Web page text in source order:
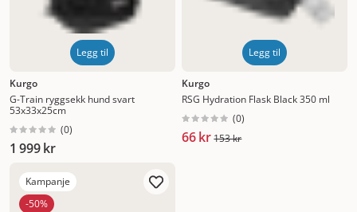
Legg til
Kurgo
G-Train ryggsekk hund svart
53x33x25cm
(0)
1 999 kr
Legg til
Kurgo
RSG Hydration Flask Black 350 ml
(0)
66 kr 153 kr
Kampanje
-50%